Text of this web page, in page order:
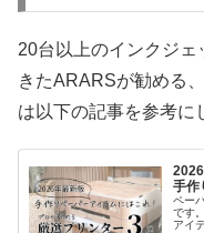
20台以上のインクジ
きたARARSが勧める
は以下の記事を参考に
手作
ペー
です
アイ